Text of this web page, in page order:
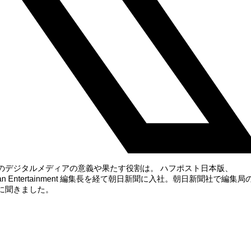
ジタルメディアの意義や果たす役割は。 ハフポスト日本版、
Entertainment 編集長を経て朝日新聞に入社。朝日新聞社で編集局
きました。